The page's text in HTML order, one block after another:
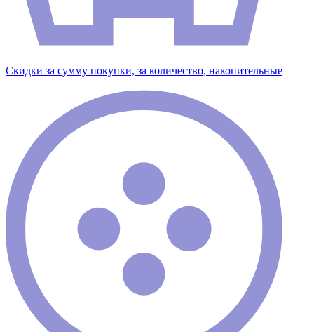
Скидки за сумму покупки, за количество, накопительные